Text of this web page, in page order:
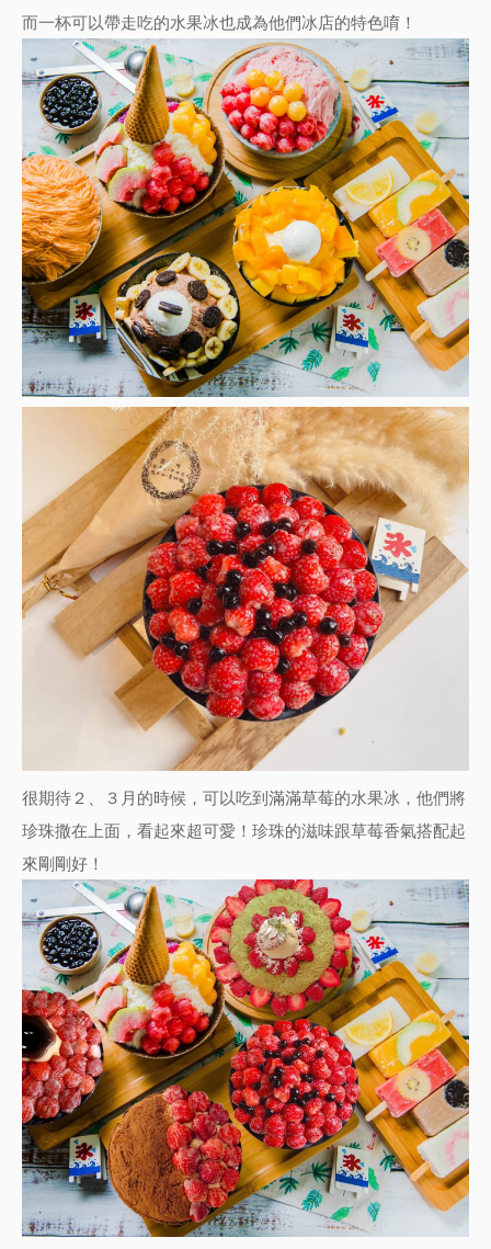
而一杯可以帶走吃的水果冰也成為他們冰店的特色唷！
很期待２、３月的時候，可以吃到滿滿草莓的水果冰，他們將
珍珠撒在上面，看起來超可愛！珍珠的滋味跟草莓香氣搭配起
來剛剛好！